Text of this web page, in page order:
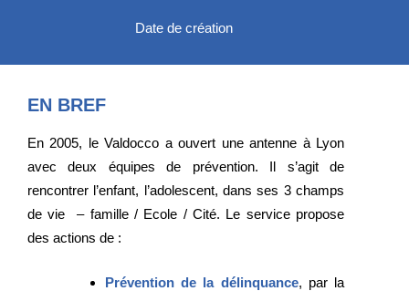
Date de création
EN BREF
En 2005, le Valdocco a ouvert une antenne à Lyon
avec deux équipes de prévention. Il s’agit de
rencontrer l’enfant, l’adolescent, dans ses 3 champs
de vie – famille / Ecole / Cité. Le service propose
des actions de :
Prévention de la délinquance, par la